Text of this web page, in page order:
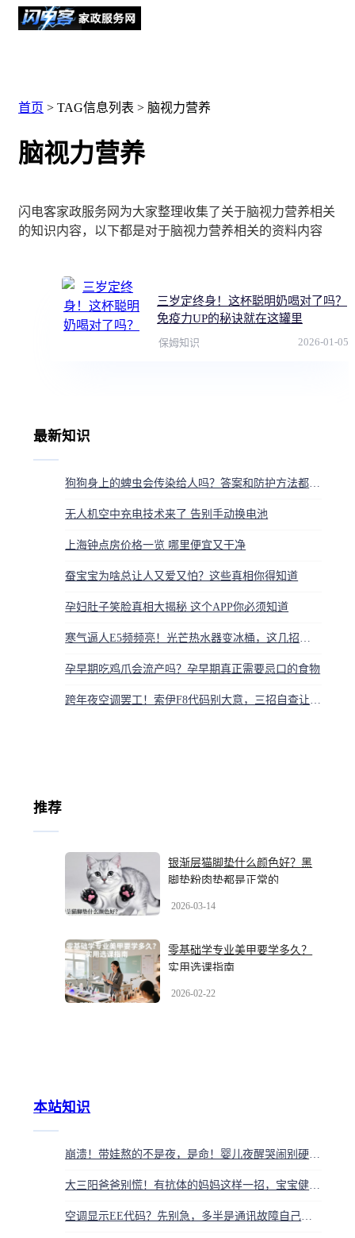
首页 > TAG信息列表 > 脑视力营养
脑视力营养
闪电客家政服务网为大家整理收集了关于脑视力营养相关
的知识内容，以下都是对于脑视力营养相关的资料内容
三岁定终身！这杯聪明奶喝对了吗？
免疫力UP的秘诀就在这罐里
保姆知识 2026-01-05
最新知识
狗狗身上的蜱虫会传染给人吗？答案和防护方法都在这
无人机空中充电技术来了 告别手动换电池
上海钟点房价格一览 哪里便宜又干净
蚕宝宝为啥总让人又爱又怕？这些真相你得知道
孕妇肚子笑脸真相大揭秘 这个APP你必须知道
寒气逼人E5频频亮！光芒热水器变冰桶，这几招让它重放光芒
孕早期吃鸡爪会流产吗？孕早期真正需要忌口的食物
跨年夜空调罢工！索伊F8代码别大意，三招自查让你省钱又省心
推荐
银渐层猫脚垫什么颜色好？黑
脚垫粉肉垫都是正常的
2026-03-14
零基础学专业美甲要学多久？
实用选课指南
2026-02-22
本站知识
崩溃！带娃熬的不是夜，是命！婴儿夜醒哭闹别硬扛，3个原因及自救指南
大三阳爸爸别慌！有抗体的妈妈这样一招，宝宝健康率超95%
空调显示EE代码？先别急，多半是通讯故障自己就能查